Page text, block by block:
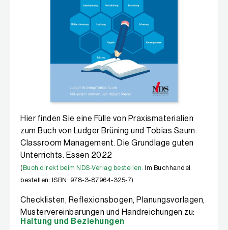
Hier finden Sie eine Fülle von Praxismaterialien
zum Buch von Ludger Brüning und Tobias Saum:
Classroom Management. Die Grundlage guten
Unterrichts. Essen 2022
(Buch direkt beim NDS-Verlag bestellen Im Buchhandel
bestellen: ISBN: 978-3-87964-325-7)
Checklisten, Reflexionsbogen, Planungsvorlagen,
Mustervereinbarungen und Handreichungen zu:
Haltung und Beziehungen